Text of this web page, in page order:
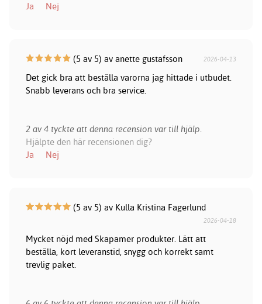
Ja
Nej
(5 av 5) av anette gustafsson 2026-04-13
Det gick bra att beställa varorna jag hittade i utbudet.
Snabb leverans och bra service.
2 av 4 tyckte att denna recension var till hjälp.
Hjälpte den här recensionen dig?
Ja
Nej
(5 av 5) av Kulla Kristina Fagerlund
2026-04-18
Mycket nöjd med Skapamer produkter. Lätt att
beställa, kort leveranstid, snygg och korrekt samt
trevlig paket.